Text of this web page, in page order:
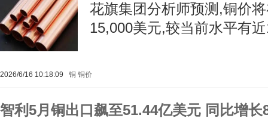
花旗集团分析师预测,铜价
15,000美元,较当前水平有
2026/6/16 10:18:09 铜 铜价
智利5月铜出口飙至51.44亿美元 同比增长